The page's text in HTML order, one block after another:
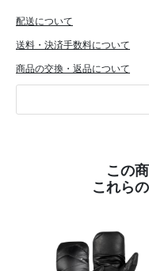
配送について
送料・決済手数料について
商品の交換・返品について
この
これら